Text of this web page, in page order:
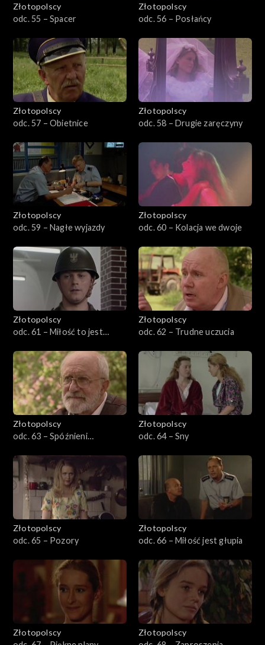
Złotopolscy
odc. 55 – Spacer
Złotopolscy
odc. 56 – Posłańcy
Złotopolscy
odc. 57 – Obietnice
Złotopolscy
odc. 58 – Drugie zaręczyny
Złotopolscy
odc. 59 – Nagłe wyjazdy
Złotopolscy
odc. 60 – Kolacja we dwoje
Złotopolscy
odc. 61 – Miłość to jest
Złotopolscy
odc. 62 – Trudne uczucia
Złotopolscy
odc. 63 – Spóźnieni
Złotopolscy
odc. 64 – Sny
Złotopolscy
odc. 65 – Pozory
Złotopolscy
odc. 66 – Miłość jest głupia
Złotopolscy
Złotopolscy